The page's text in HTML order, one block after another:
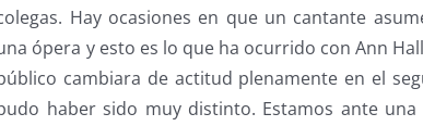
Hay ocasiones en que un cantante
ópera y esto es lo que ha ocurrido con Ann
cambiara de actitud plenamente en el
haber sido muy distinto. Estamos ante